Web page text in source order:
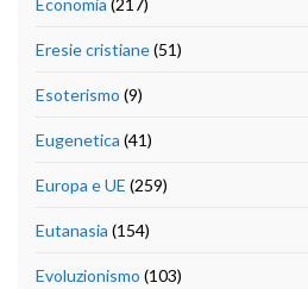
Eresie cristiane(51)
Esoterismo (9)
Eugenetica (41)
Europa e UE (259)
Eutanasia (154)
Evoluzionismo (103)